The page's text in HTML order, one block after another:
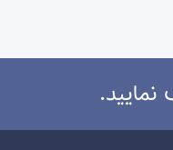
نمایید.